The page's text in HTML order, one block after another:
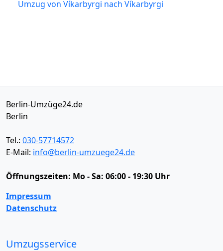
Umzug von Víkarbyrgi nach Víkarbyrgi
Berlin-Umzüge24.de
Berlin
Tel.: 030-57714572
E-Mail: info@berlin-umzuege24.de
Öffnungszeiten: Mo - Sa: 06:00 - 19:30 Uhr
Impressum
Datenschutz
Umzugsservice